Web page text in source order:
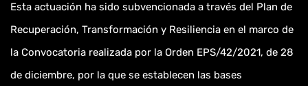
Esta actuación ha sido subvencionada a través del Plan de
Recuperación, Transformación y Resiliencia en el marco de
la Convocatoria realizada por la Orden EPS/42/2021, de 28
de diciembre, por la que se establecen las bases